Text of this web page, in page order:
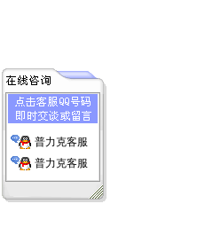
普力克客服
普力克客服